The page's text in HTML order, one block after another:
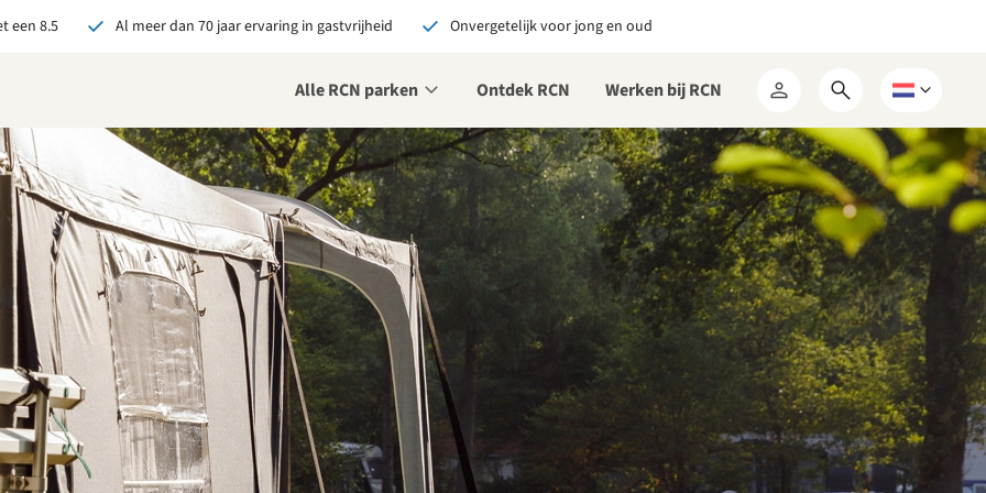
een 8.5 Al meer dan 70 jaar ervaring in gastvrijheid Onvergetelijk voor jong en oud
Alle RCN parken Ontdek RCN Werken bij RCN
Mijn
RCN
Open
zoekformulier
Kies
een
taal
bij RCN boekt, krijg je:
De beste prijsgarantie
Exclusieve voordelen
Persoonlijk contact
alle voordelen